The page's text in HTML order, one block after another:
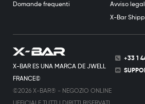
X-BAR ES UNA MARCA DE JWELL
FRANCE©
©2026 X-BAR® - NEGOZIO ONLINE
+33 1
Domande frequenti Avviso
X-Bar